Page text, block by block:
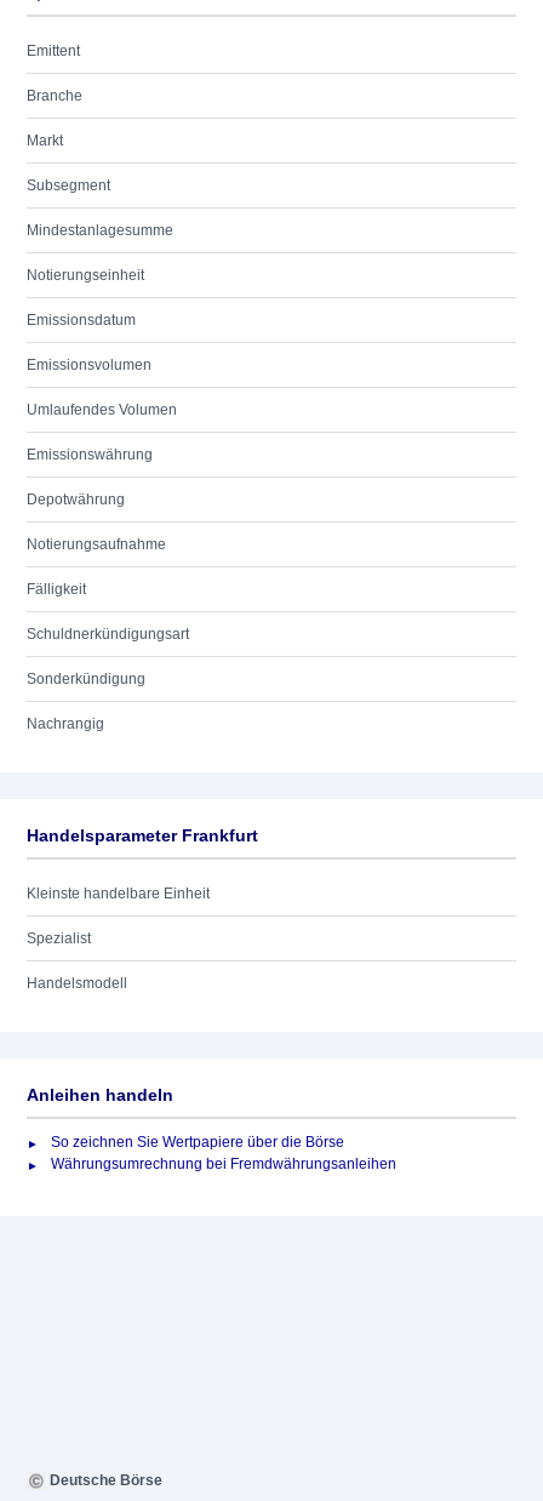
Emittent
Branche
Markt
Subsegment
Mindestanlagesumme
Notierungseinheit
Emissionsdatum
Emissionsvolumen
Umlaufendes Volumen
Emissionswährung
Depotwährung
Notierungsaufnahme
Fälligkeit
Schuldnerkündigungsart
Sonderkündigung
Nachrangig
Handelsparameter Frankfurt
Kleinste handelbare Einheit
Spezialist
Handelsmodell
Anleihen handeln
So zeichnen Sie Wertpapiere über die Börse
Währungsumrechnung bei Fremdwährungsanleihen
Deutsche Börse